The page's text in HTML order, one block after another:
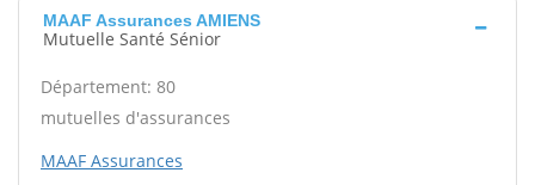
MAAF Assurances AMIENS
Mutuelle Santé Sénior
Département: 80
mutuelles d'assurances
MAAF Assurances